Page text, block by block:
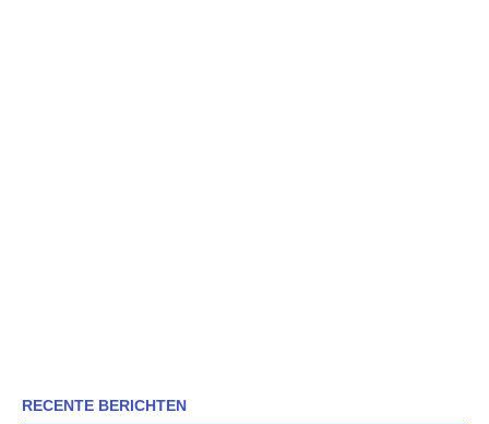
RECENTE BERICHTEN